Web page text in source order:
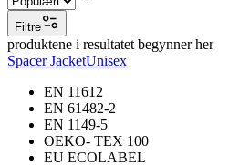
Filtre
produktene i resultatet begynner her
Spacer JacketUnisex
EN 11612
EN 61482-2
EN 1149-5
OEKO- TEX 100
EU ECOLABEL